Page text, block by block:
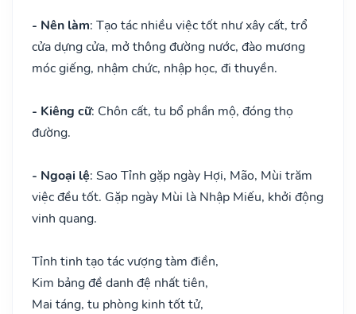
- Nên làm: Tạo tác nhiều việc tốt như xây cất, trổ
cửa dựng cửa, mở thông đường nước, đào mương
móc giếng, nhậm chức, nhập học, đi thuyền.
- Kiêng cữ: Chôn cất, tu bổ phần mộ, đóng thọ
đường.
- Ngoại lệ: Sao Tỉnh gặp ngày Hợi, Mão, Mùi trăm
việc đều tốt. Gặp ngày Mùi là Nhập Miếu, khởi động
vinh quang.
Tỉnh tinh tạo tác vượng tàm điền,
Kim bảng đề danh đệ nhất tiên,
Mai táng, tu phòng kinh tốt tử,